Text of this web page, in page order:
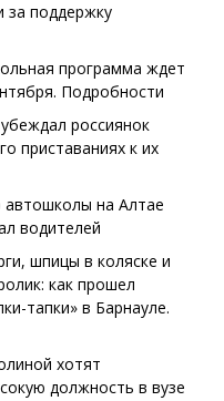
за поддержку
программа ждет
Подробности
россиянок
приставаниях к их
автошколы на Алтае
водителей
шпицы в коляске и
как прошел
тапки» в Барнауле.
хотят
должность в вузе